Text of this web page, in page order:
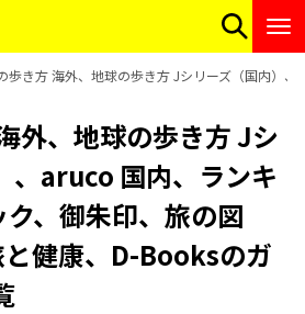
歩き方 海外、地球の歩き方 Jシリーズ（国内）
外、地球の歩き方 Jシ
、aruco 国内、ランキ
、御朱印、旅の図
と健康、D-Booksのガ